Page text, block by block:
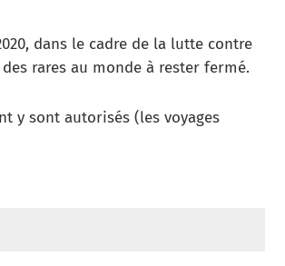
dans le cadre de la lutte contre
rares au monde à rester fermé.
y sont autorisés (les voyages